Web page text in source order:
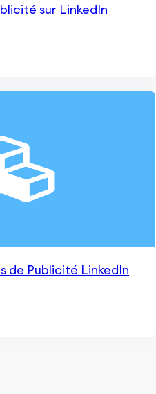
sur LinkedIn
de Publicité LinkedIn